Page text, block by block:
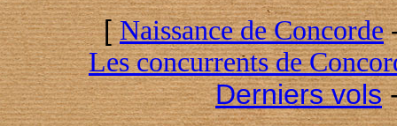
[ Naissance de Concorde
Les concurrents de
Derniers vols